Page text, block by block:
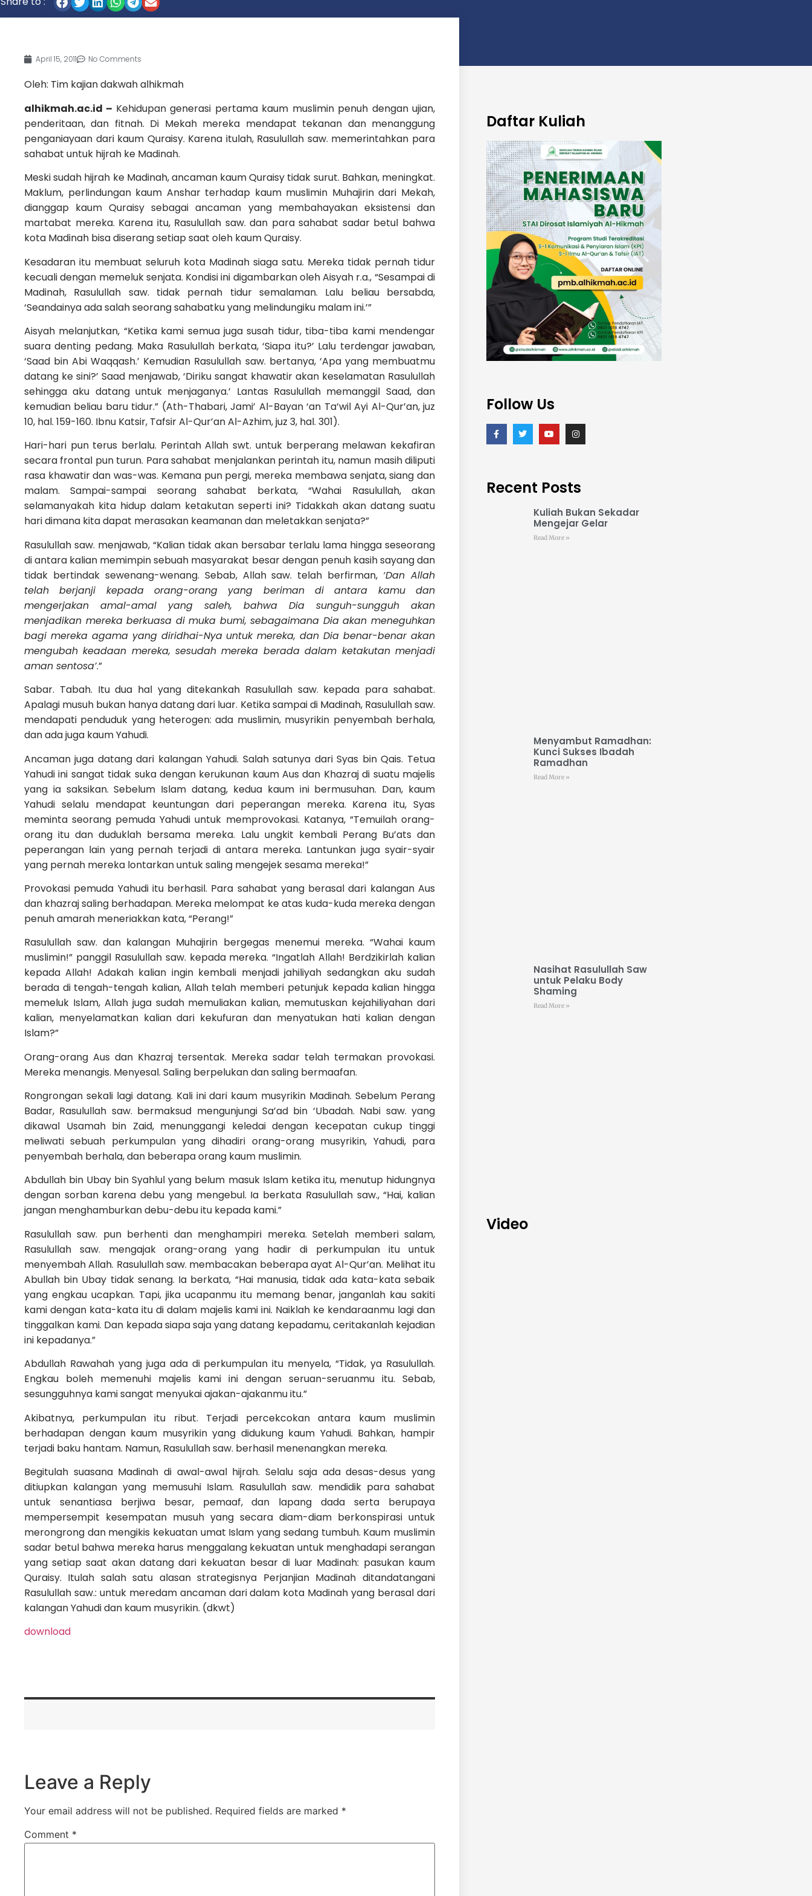
April 15, 2011 No Comments
Oleh: Tim kajian dakwah alhikmah
alhikmah.ac.id – Kehidupan generasi pertama kaum muslimin penuh dengan ujian,
penderitaan, dan fitnah. Di Mekah mereka mendapat tekanan dan menanggung
penganiayaan dari kaum Quraisy. Karena itulah, Rasulullah saw. memerintahkan para
sahabat untuk hijrah ke Madinah.
Meski sudah hijrah ke Madinah, ancaman kaum Quraisy tidak surut. Bahkan, meningkat.
Maklum, perlindungan kaum Anshar terhadap kaum muslimin Muhajirin dari Mekah,
dianggap kaum Quraisy sebagai ancaman yang membahayakan eksistensi dan
martabat mereka. Karena itu, Rasulullah saw. dan para sahabat sadar betul bahwa
kota Madinah bisa diserang setiap saat oleh kaum Quraisy.
Kesadaran itu membuat seluruh kota Madinah siaga satu. Mereka tidak pernah tidur
kecuali dengan memeluk senjata. Kondisi ini digambarkan oleh Aisyah r.a., “Sesampai di
Madinah, Rasulullah saw. tidak pernah tidur semalaman. Lalu beliau bersabda,
‘Seandainya ada salah seorang sahabatku yang melindungiku malam ini.’”
Aisyah melanjutkan, “Ketika kami semua juga susah tidur, tiba-tiba kami mendengar
suara denting pedang. Maka Rasulullah berkata, ‘Siapa itu?’ Lalu terdengar jawaban,
‘Saad bin Abi Waqqash.’ Kemudian Rasulullah saw. bertanya, ‘Apa yang membuatmu
datang ke sini?’ Saad menjawab, ‘Diriku sangat khawatir akan keselamatan Rasulullah
sehingga aku datang untuk menjaganya.’ Lantas Rasulullah memanggil Saad, dan
kemudian beliau baru tidur.” (Ath-Thabari, Jami’ Al-Bayan ‘an Ta’wil Ayi Al-Qur’an, juz
10, hal. 159-160. Ibnu Katsir, Tafsir Al-Qur’an Al-Azhim, juz 3, hal. 301).
Hari-hari pun terus berlalu. Perintah Allah swt. untuk berperang melawan kekafiran
secara frontal pun turun. Para sahabat menjalankan perintah itu, namun masih diliputi
rasa khawatir dan was-was. Kemana pun pergi, mereka membawa senjata, siang dan
malam. Sampai-sampai seorang sahabat berkata, “Wahai Rasulullah, akan
selamanyakah kita hidup dalam ketakutan seperti ini? Tidakkah akan datang suatu
hari dimana kita dapat merasakan keamanan dan meletakkan senjata?”
Rasulullah saw. menjawab, “Kalian tidak akan bersabar terlalu lama hingga seseorang
di antara kalian memimpin sebuah masyarakat besar dengan penuh kasih sayang dan
tidak bertindak sewenang-wenang. Sebab, Allah saw. telah berfirman, ‘Dan Allah
telah berjanji kepada orang-orang yang beriman di antara kamu dan
mengerjakan amal-amal yang saleh, bahwa Dia sunguh-sungguh akan
menjadikan mereka berkuasa di muka bumi, sebagaimana Dia akan meneguhkan
bagi mereka agama yang diridhai-Nya untuk mereka, dan Dia benar-benar akan
mengubah keadaan mereka, sesudah mereka berada dalam ketakutan menjadi
aman sentosa’.”
Sabar. Tabah. Itu dua hal yang ditekankah Rasulullah saw. kepada para sahabat.
Apalagi musuh bukan hanya datang dari luar. Ketika sampai di Madinah, Rasulullah saw.
mendapati penduduk yang heterogen: ada muslimin, musyrikin penyembah berhala,
dan ada juga kaum Yahudi.
Ancaman juga datang dari kalangan Yahudi. Salah satunya dari Syas bin Qais. Tetua
Yahudi ini sangat tidak suka dengan kerukunan kaum Aus dan Khazraj di suatu majelis
yang ia saksikan. Sebelum Islam datang, kedua kaum ini bermusuhan. Dan, kaum
Yahudi selalu mendapat keuntungan dari peperangan mereka. Karena itu, Syas
meminta seorang pemuda Yahudi untuk memprovokasi. Katanya, “Temuilah orang-
orang itu dan duduklah bersama mereka. Lalu ungkit kembali Perang Bu’ats dan
peperangan lain yang pernah terjadi di antara mereka. Lantunkan juga syair-syair
yang pernah mereka lontarkan untuk saling mengejek sesama mereka!”
Provokasi pemuda Yahudi itu berhasil. Para sahabat yang berasal dari kalangan Aus
dan khazraj saling berhadapan. Mereka melompat ke atas kuda-kuda mereka dengan
penuh amarah meneriakkan kata, “Perang!”
Rasulullah saw. dan kalangan Muhajirin bergegas menemui mereka. “Wahai kaum
muslimin!” panggil Rasulullah saw. kepada mereka. “Ingatlah Allah! Berdzikirlah kalian
kepada Allah! Adakah kalian ingin kembali menjadi jahiliyah sedangkan aku sudah
berada di tengah-tengah kalian, Allah telah memberi petunjuk kepada kalian hingga
memeluk Islam, Allah juga sudah memuliakan kalian, memutuskan kejahiliyahan dari
kalian, menyelamatkan kalian dari kekufuran dan menyatukan hati kalian dengan
Islam?”
Orang-orang Aus dan Khazraj tersentak. Mereka sadar telah termakan provokasi.
Mereka menangis. Menyesal. Saling berpelukan dan saling bermaafan.
Rongrongan sekali lagi datang. Kali ini dari kaum musyrikin Madinah. Sebelum Perang
Badar, Rasulullah saw. bermaksud mengunjungi Sa’ad bin ‘Ubadah. Nabi saw. yang
dikawal Usamah bin Zaid, menunggangi keledai dengan kecepatan cukup tinggi
meliwati sebuah perkumpulan yang dihadiri orang-orang musyrikin, Yahudi, para
penyembah berhala, dan beberapa orang kaum muslimin.
Abdullah bin Ubay bin Syahlul yang belum masuk Islam ketika itu, menutup hidungnya
dengan sorban karena debu yang mengebul. Ia berkata Rasulullah saw., “Hai, kalian
jangan menghamburkan debu-debu itu kepada kami.”
Rasulullah saw. pun berhenti dan menghampiri mereka. Setelah memberi salam,
Rasulullah saw. mengajak orang-orang yang hadir di perkumpulan itu untuk
menyembah Allah. Rasulullah saw. membacakan beberapa ayat Al-Qur’an. Melihat itu
Abullah bin Ubay tidak senang. Ia berkata, “Hai manusia, tidak ada kata-kata sebaik
yang engkau ucapkan. Tapi, jika ucapanmu itu memang benar, janganlah kau sakiti
kami dengan kata-kata itu di dalam majelis kami ini. Naiklah ke kendaraanmu lagi dan
tinggalkan kami. Dan kepada siapa saja yang datang kepadamu, ceritakanlah kejadian
ini kepadanya.”
Abdullah Rawahah yang juga ada di perkumpulan itu menyela, “Tidak, ya Rasulullah.
Engkau boleh memenuhi majelis kami ini dengan seruan-seruanmu itu. Sebab,
sesungguhnya kami sangat menyukai ajakan-ajakanmu itu.”
Akibatnya, perkumpulan itu ribut. Terjadi percekcokan antara kaum muslimin
berhadapan dengan kaum musyrikin yang didukung kaum Yahudi. Bahkan, hampir
terjadi baku hantam. Namun, Rasulullah saw. berhasil menenangkan mereka.
Begitulah suasana Madinah di awal-awal hijrah. Selalu saja ada desas-desus yang
ditiupkan kalangan yang memusuhi Islam. Rasulullah saw. mendidik para sahabat
untuk senantiasa berjiwa besar, pemaaf, dan lapang dada serta berupaya
mempersempit kesempatan musuh yang secara diam-diam berkonspirasi untuk
merongrong dan mengikis kekuatan umat Islam yang sedang tumbuh. Kaum muslimin
sadar betul bahwa mereka harus menggalang kekuatan untuk menghadapi serangan
yang setiap saat akan datang dari kekuatan besar di luar Madinah: pasukan kaum
Quraisy. Itulah salah satu alasan strategisnya Perjanjian Madinah ditandatangani
Rasulullah saw.: untuk meredam ancaman dari dalam kota Madinah yang berasal dari
kalangan Yahudi dan kaum musyrikin. (dkwt)
download
Leave a Reply
Your email address will not be published. Required fields are marked *
Comment *
Daftar Kuliah
Follow Us
Recent Posts
Kuliah Bukan Sekadar
Mengejar Gelar
Read More »
Menyambut Ramadhan:
Kunci Sukses Ibadah
Ramadhan
Read More »
Nasihat Rasulullah Saw
untuk Pelaku Body
Shaming
Read More »
Video